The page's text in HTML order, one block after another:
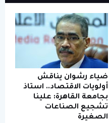
ضياء رشوان يناقش
أولويات الاقتصاد.. استاذ
بجامعة القاهرة: علينا
تشجيع الصناعات
الصغيرة